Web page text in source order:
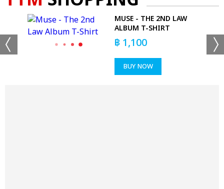
MUSE - THE 2ND LAW
ALBUM T-SHIRT
฿ 1,100
BUY NOW